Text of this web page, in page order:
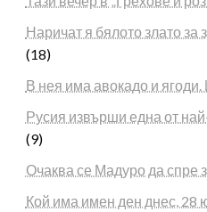
Наричат я бялото злато
(18)
В нея има авокадо и
Русия извърши една от
(9)
Очаква се Мадуро да спре
Кой има имен ден днес, 28